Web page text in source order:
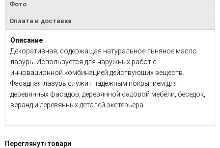
Фото
Оплата и доставка
Описание
Декоративная, содержащая натуральное льняное масло
лазурь. Используется для наружных работ с
инновационной комбинацией действующих веществ.
Фасадная лазурь служит надежным покрытием для
деревянных фасадов, деревянной садовой мебели, беседок,
веранд и деревянных деталей экстерьера.
Переглянуті товари